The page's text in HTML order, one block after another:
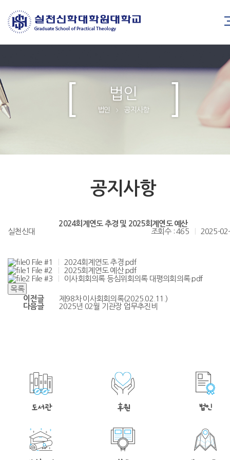
법인
법인 > 공지사항
공지사항
2024회계연도 추경 및 2025회계연도 예산
실천신대
조회수 : 465 2025-
File #1
2024회계연도 추경.pdf
File #2
2025회계연도 예산.pdf
File #3
이사회회의록 등심위회의록 대평의회의록.pdf
이전글
제98차 이사회회의록(2025.02.11.)
다음글
2025년 02월 기관장 업무추진비
도서관 후원 법인